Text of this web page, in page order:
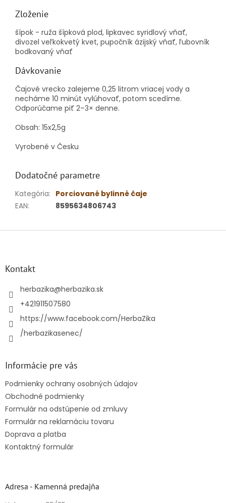
Zloženie
šípok - ruža šípková plod, lipkavec syridlový vňať,
divozel veľkokvetý kvet, pupočník ázijský vňať, ľubovník
bodkovaný vňať
Dávkovanie
Čajové vrecko zalejeme 0,25 litrom vriacej vody a
necháme 10 minút vylúhovať, potom scedíme.
Odporúčame piť 2–3× denne.
Obsah: 15x2,5g
Vyrobené v Česku
Dodatočné parametre
Kategória: Porciované bylinné čaje
EAN: 8595634806743
Kontakt
herbazika@herbazika.sk
+421911507580
https://www.facebook.com/HerbaZika
/herbazikasenec/
Informácie pre vás
Podmienky ochrany osobných údajov
Obchodné podmienky
Formulár na odstúpenie od zmluvy
Formulár na reklamáciu tovaru
Doprava a platba
Kontaktný formulár
Adresa - Kamenná predajňa